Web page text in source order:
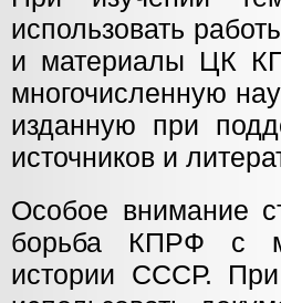
использовать
и материалы ЦК
многочисленную
изданную при
источников и
Особое внимание
борьба КПРФ с
истории СССР. При